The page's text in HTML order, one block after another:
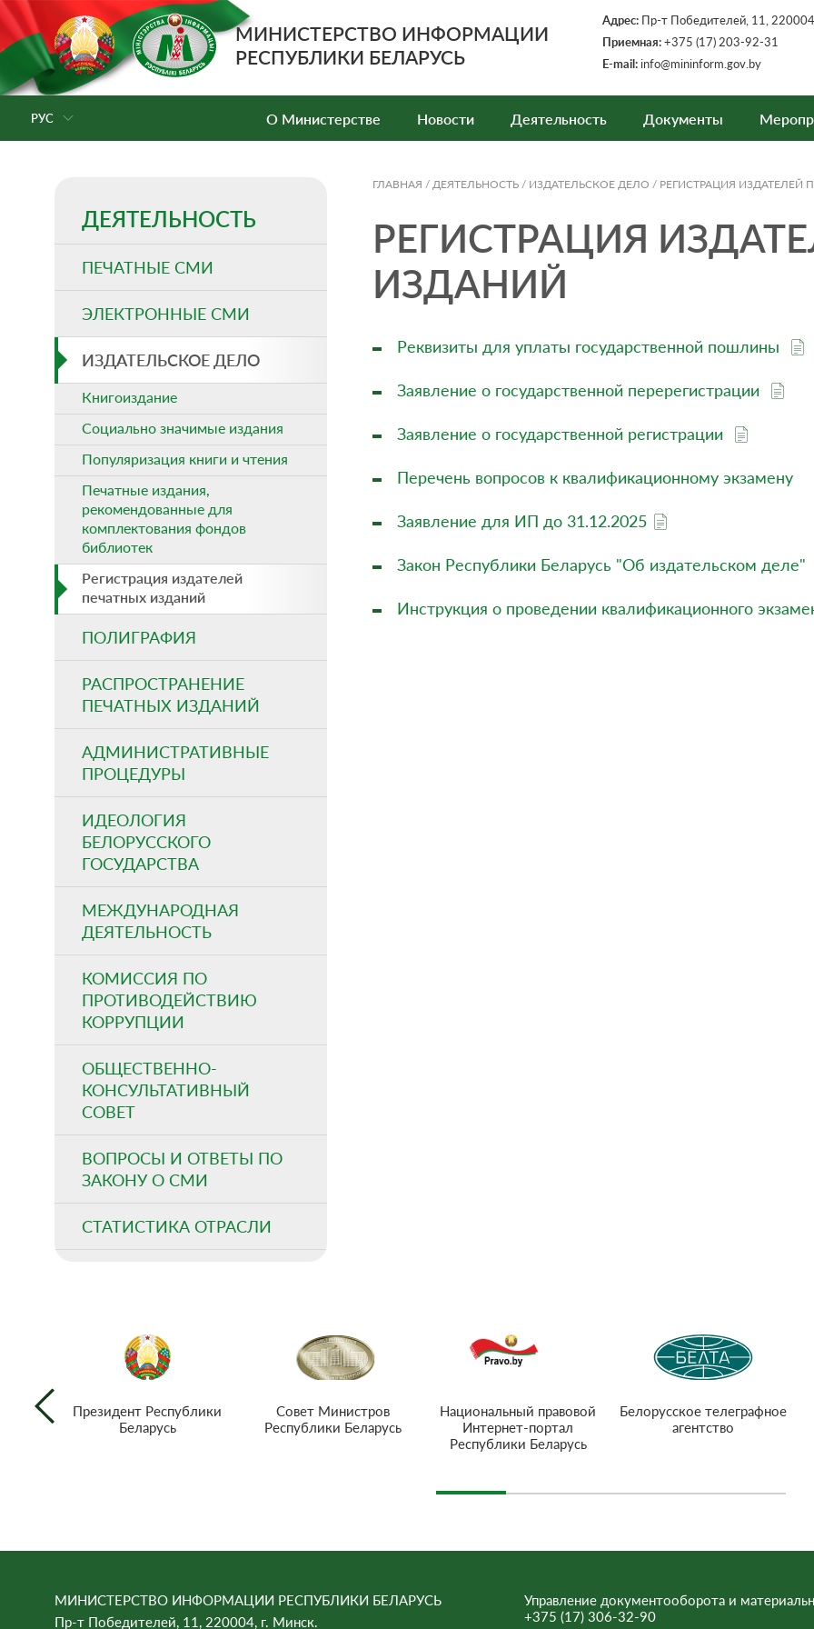
МИНИСТЕРСТВО ИНФОРМАЦИИ
РЕСПУБЛИКИ БЕЛАРУСЬ
Адрес: Пр-т Победителей, 11,
Приемная:+375 (17) 203-92-31
E-mail:info@mininform.gov.by
РУС О Министерстве Новости Деятельность Документы
ДЕЯТЕЛЬНОСТЬ
ПЕЧАТНЫЕ СМИ
ЭЛЕКТРОННЫЕ СМИ
ИЗДАТЕЛЬСКОЕ ДЕЛО
Книгоиздание
Социально значимые издания
Популяризация книги и чтения
Печатные издания,
рекомендованные для
комплектования фондов
библиотек
Регистрация издателей
печатных изданий
ПОЛИГРАФИЯ
РАСПРОСТРАНЕНИЕ
ПЕЧАТНЫХ ИЗДАНИЙ
АДМИНИСТРАТИВНЫЕ
ПРОЦЕДУРЫ
ИДЕОЛОГИЯ
БЕЛОРУССКОГО
ГОСУДАРСТВА
МЕЖДУНАРОДНАЯ
ДЕЯТЕЛЬНОСТЬ
КОМИССИЯ ПО
ПРОТИВОДЕЙСТВИЮ
КОРРУПЦИИ
ОБЩЕСТВЕННО-
КОНСУЛЬТАТИВНЫЙ
СОВЕТ
ВОПРОСЫ И ОТВЕТЫ ПО
ЗАКОНУ О СМИ
СТАТИСТИКА ОТРАСЛИ
ГЛАВНАЯ / ДЕЯТЕЛЬНОСТЬ / ИЗДАТЕЛЬСКОЕ ДЕЛО / РЕГИСТРАЦИЯ ИЗДАТЕЛЕЙ
РЕГИСТРАЦИЯ
ИЗДАНИЙ
Реквизиты для уплаты государственной пошлины
Заявление о государственной перерегистрации
Заявление о государственной регистрации
Перечень вопросов к квалификационному экзамену
Заявление для ИП до 31.12.2025
Закон Республики Беларусь "Об издательском деле"
Инструкция о проведении квалификационного
Президент Республики
Беларусь
Совет Министров
Республики Беларусь
Национальный правовой
Интернет-портал
Республики Беларусь
Белорусское телеграфное
агентство
МИНИСТЕРСТВО ИНФОРМАЦИИ РЕСПУБЛИКИ БЕЛАРУСЬ
Пр-т Победителей, 11, 220004, г. Минск.
Управление документооборота и
+375 (17) 306-32-90